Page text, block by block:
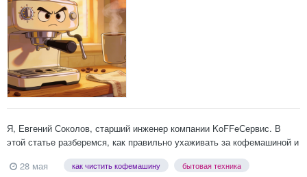
Я, Евгений Соколов, старший инженер компании KoFFeСервис. В
этой статье разберемся, как правильно ухаживать за кофемашиной и
по каким признакам можно понять, что системе уже нужна
полноценная очистка. Почему кофемашина загрязняется даже при
28 мая как чистить кофемашину бытовая техника